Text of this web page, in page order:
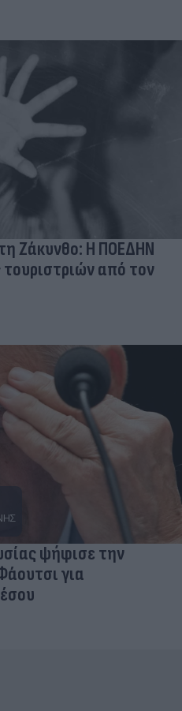
Ζάκυνθο: Η ΠΟΕΔΗΝ
από τον
ψήφισε την
για